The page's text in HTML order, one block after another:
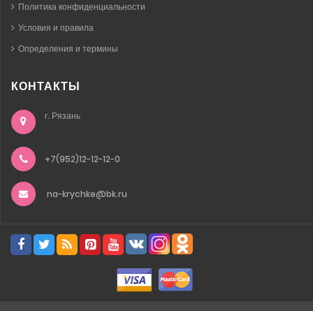
Политика конфиденциальности
Условия и правила
Определения и термины
КОНТАКТЫ
г. Рязань
+7(952)12-12-12-0
na-krychke@bk.ru